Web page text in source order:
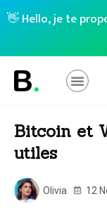
👋 Hello, je te
Bitcoin et
utiles
Olivia 12